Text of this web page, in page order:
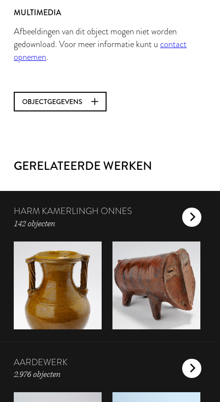
MULTIMEDIA
Afbeeldingen van dit object mogen niet worden
gedownload. Voor meer informatie kunt u contact
opnemen.
OBJECTGEGEVENS
GERELATEERDE WERKEN
HARM KAMERLINGH ONNES
142 objecten
AARDEWERK
2.976 objecten